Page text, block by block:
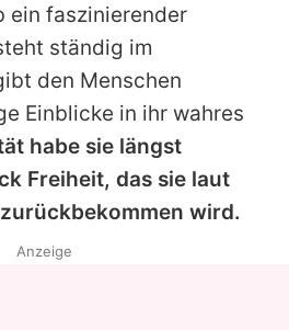
ein faszinierender
ständig im
den Menschen
Einblicke in ihr wahres
habe sie längst
Freiheit, das sie laut
wird.
Anzeige